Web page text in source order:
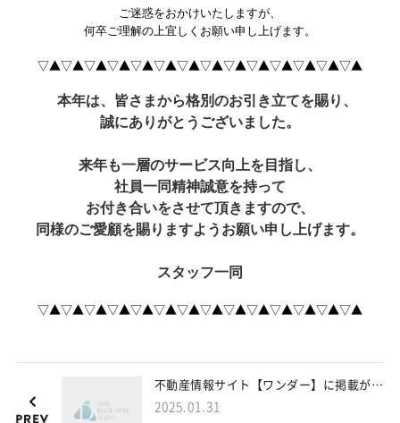
ご迷惑をおかけいたしますが、
何卒ご理解の上宜しくお願い申し上げます。
▽▲▽▲▽▲▽▲▽▲▽▲▽▲▽▲▽▲▽▲▽▲▽▲▽▲▽▲
本年は、皆さまから格別のお引き立てを賜り、
誠にありがとうございました。
来年も一層のサービス向上を目指し、
社員一同精神誠意を持って
お付き合いをさせて頂きますので、
同様のご愛顧を賜りますようお願い申し上げます。
スタッフ一同
▽▲▽▲▽▲▽▲▽▲▽▲▽▲▽▲▽▲▽▲▽▲▽▲▽▲▽▲
不動産情報サイト【ワンダー】に掲載が始まりました！
2025.01.31